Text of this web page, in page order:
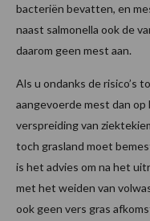
bacteriën bevatten, en
naast salmonella ook de
daarom geen mest aan.
Als u ondanks de risico’s
aangevoerde mest dan
verspreiding van
toch grasland moet
is het advies om na het
met het weiden van
ook geen vers gras